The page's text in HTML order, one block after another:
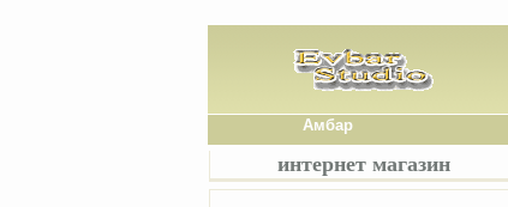
Амбар
интернет магазин